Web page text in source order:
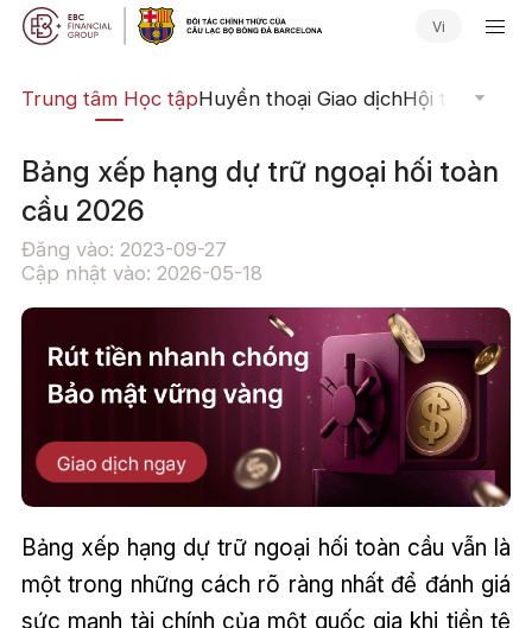
Vi
Trung tâm Học tậpHuyền thoại Giao dịchHội thảo
Bảng xếp hạng dự trữ ngoại hối toàn
cầu 2026
Đăng vào: 2023-09-27
Cập nhật vào: 2026-05-18
Bảng xếp hạng dự trữ ngoại hối toàn cầu vẫn là
một trong những cách rõ ràng nhất để đánh giá
sức mạnh tài chính của một quốc gia khi tiền tệ